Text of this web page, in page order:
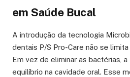
em Saúde Bucal
A introdução da tecnologia
dentais P/S Pro-Care não se
Em vez de eliminar as bactérias,
equilíbrio na cavidade oral. Esse